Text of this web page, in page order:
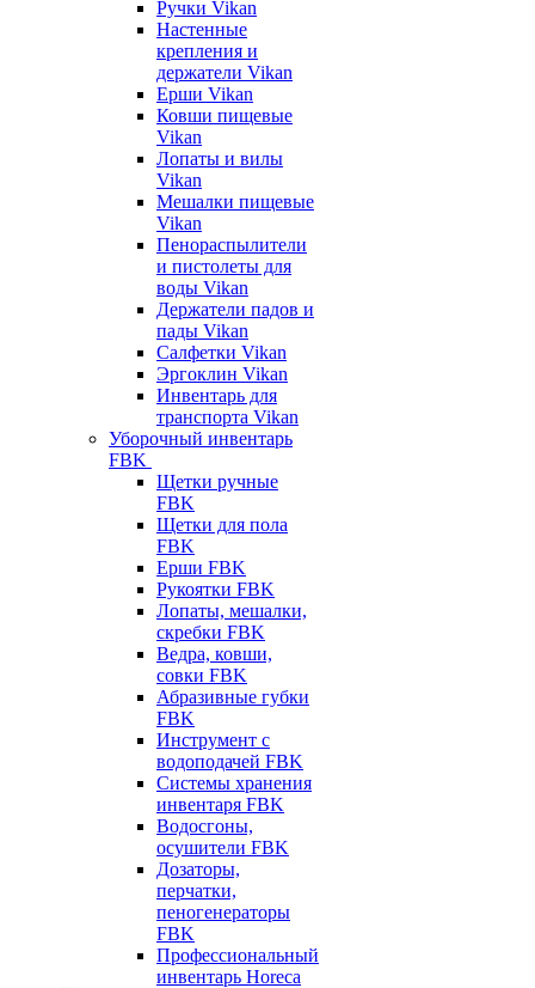
Ручки Vikan
Настенные
крепления и
держатели Vikan
Ерши Vikan
Ковши пищевые
Vikan
Лопаты и вилы
Vikan
Мешалки пищевые
Vikan
Пенораспылители
и пистолеты для
воды Vikan
Держатели падов и
пады Vikan
Салфетки Vikan
Эргоклин Vikan
Инвентарь для
транспорта Vikan
Уборочный инвентарь
FBK
Щетки ручные
FBK
Щетки для пола
FBK
Ерши FBK
Рукоятки FBK
Лопаты, мешалки,
скребки FBK
Ведра, ковши,
совки FBK
Абразивные губки
FBK
Инструмент с
водоподачей FBK
Системы хранения
инвентаря FBK
Водосгоны,
осушители FBK
Дозаторы,
перчатки,
пеногенераторы
FBK
Профессиональный
инвентарь Horeca